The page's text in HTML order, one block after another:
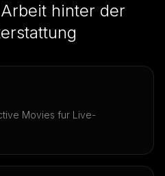
hinter der
Movies fur Live-